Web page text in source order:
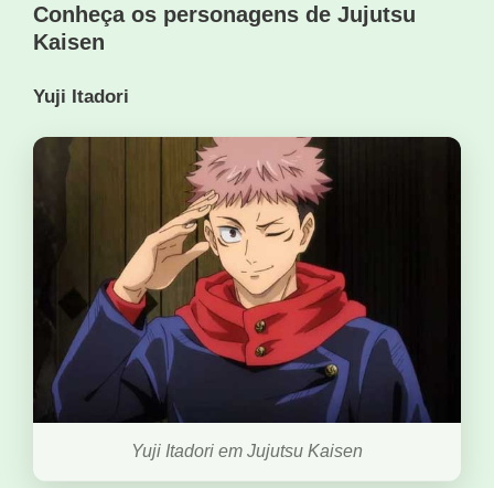
Conheça os personagens de Jujutsu
Kaisen
Yuji Itadori
Yuji Itadori em Jujutsu Kaisen